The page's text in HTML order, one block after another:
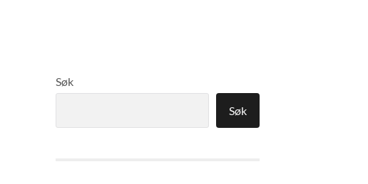
Søk
Søk